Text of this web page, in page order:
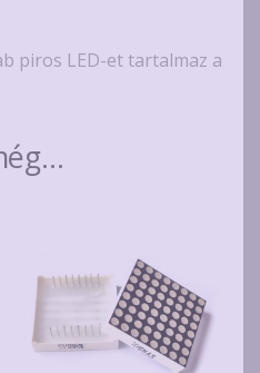
piros LED-et tartalmaz a